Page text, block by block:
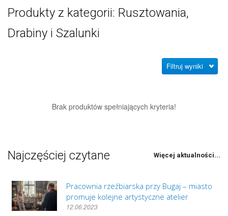
Produkty z kategorii: Rusztowania,
Drabiny i Szalunki
Filtruj wyniki
Brak produktów spełniających kryteria!
Najczęściej czytane Więcej aktualności...
Pracownia rzeźbiarska przy Bugaj – miasto
promuje kolejne artystyczne atelier
12.06.2023